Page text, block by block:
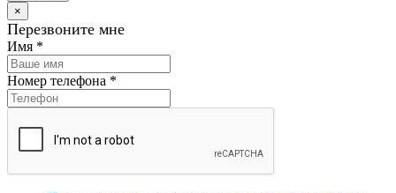
×
Перезвоните мне
Имя *
Номер телефона *